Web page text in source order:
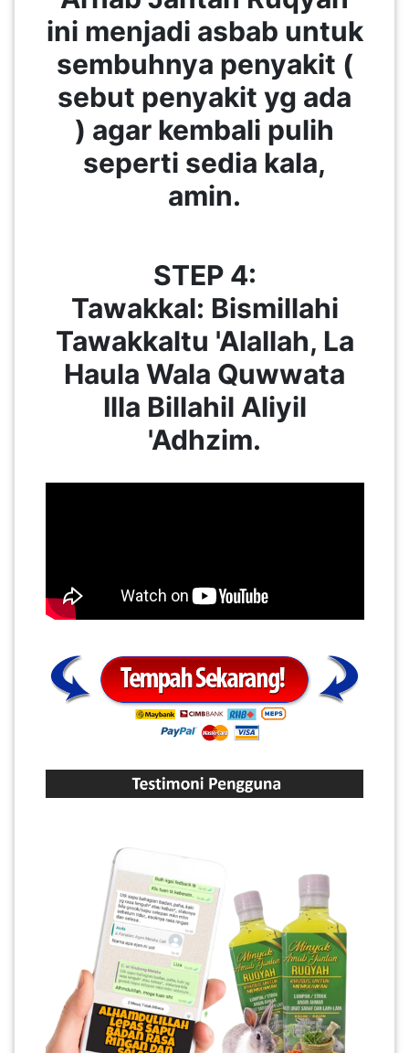
ini menjadi asbab untuk
sembuhnya penyakit (
sebut penyakit yg ada
) agar kembali pulih
seperti sedia kala,
amin.
STEP 4:
Tawakkal: Bismillahi
Tawakkaltu 'Alallah, La
Haula Wala Quwwata
Illa Billahil Aliyil
'Adhzim.